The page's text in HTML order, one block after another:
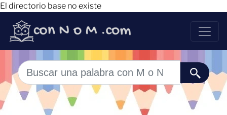
El directorio base no existe